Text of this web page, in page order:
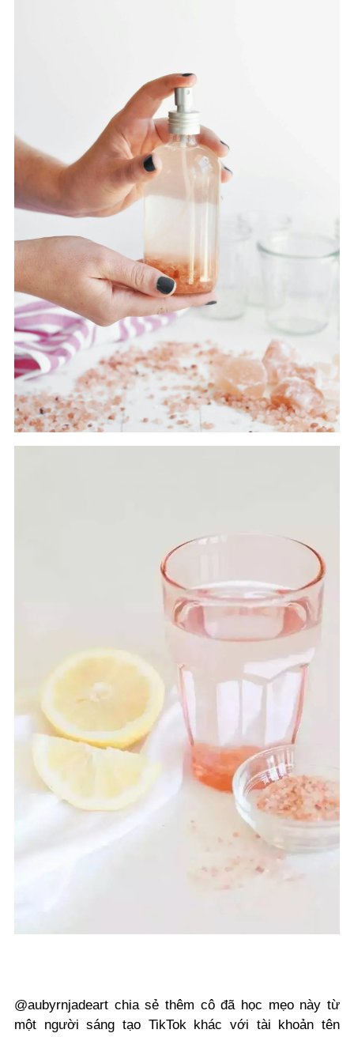
@aubyrnjadeart chia sẻ thêm cô đã học mẹo này từ
một người sáng tạo TikTok khác với tài khoản tên